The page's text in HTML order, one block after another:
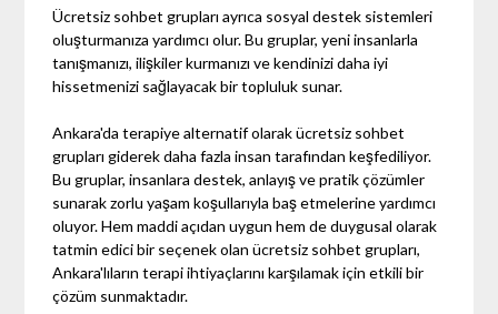
Ücretsiz sohbet grupları ayrıca sosyal destek sistemleri
oluşturmanıza yardımcı olur. Bu gruplar, yeni insanlarla
tanışmanızı, ilişkiler kurmanızı ve kendinizi daha iyi
hissetmenizi sağlayacak bir topluluk sunar.
Ankara'da terapiye alternatif olarak ücretsiz sohbet
grupları giderek daha fazla insan tarafından keşfediliyor.
Bu gruplar, insanlara destek, anlayış ve pratik çözümler
sunarak zorlu yaşam koşullarıyla baş etmelerine yardımcı
oluyor. Hem maddi açıdan uygun hem de duygusal olarak
tatmin edici bir seçenek olan ücretsiz sohbet grupları,
Ankara'lıların terapi ihtiyaçlarını karşılamak için etkili bir
çözüm sunmaktadır.